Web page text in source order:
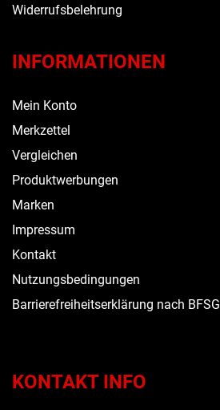
Widerrufsbelehrung
INFORMATIONEN
Mein Konto
Merkzettel
Vergleichen
Produktwerbungen
Marken
Impressum
Kontakt
Nutzungsbedingungen
Barrierefreiheitserklärung nach BFSG
KONTAKT INFO